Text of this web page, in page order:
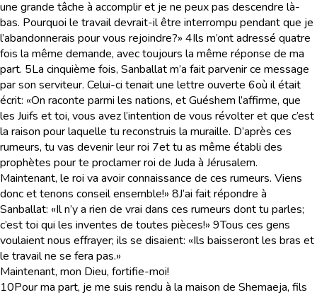
une grande tâche à accomplir et je ne peux pas descendre là-
bas. Pourquoi le travail devrait-il être interrompu pendant que je
l’abandonnerais pour vous rejoindre?» 4Ils m’ont adressé quatre
fois la même demande, avec toujours la même réponse de ma
part. 5La cinquième fois, Sanballat m’a fait parvenir ce message
par son serviteur. Celui-ci tenait une lettre ouverte 6où il était
écrit: «On raconte parmi les nations, et Guéshem l’affirme, que
les Juifs et toi, vous avez l’intention de vous révolter et que c’est
la raison pour laquelle tu reconstruis la muraille. D’après ces
rumeurs, tu vas devenir leur roi 7et tu as même établi des
prophètes pour te proclamer roi de Juda à Jérusalem.
Maintenant, le roi va avoir connaissance de ces rumeurs. Viens
donc et tenons conseil ensemble!» 8J’ai fait répondre à
Sanballat: «Il n’y a rien de vrai dans ces rumeurs dont tu parles;
c’est toi qui les inventes de toutes pièces!» 9Tous ces gens
voulaient nous effrayer; ils se disaient: «Ils baisseront les bras et
le travail ne se fera pas.»
Maintenant, mon Dieu, fortifie-moi!
10Pour ma part, je me suis rendu à la maison de Shemaeja, fils